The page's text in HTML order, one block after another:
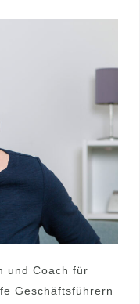
und Coach für
Geschäftsführern